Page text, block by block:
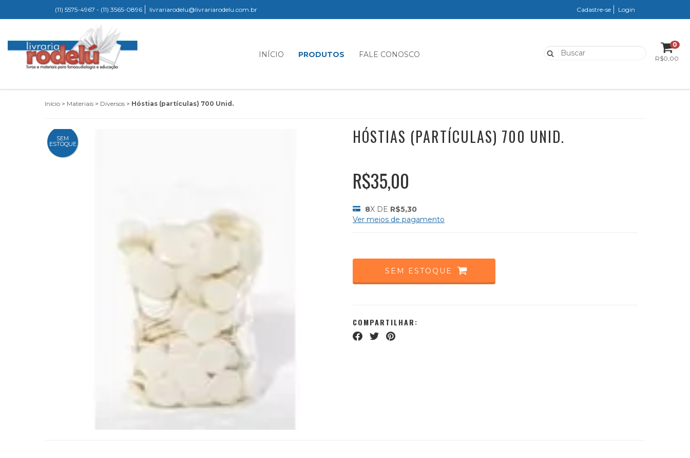
(11) 5575-4967 - (11) 3565-0896 livrariarodelu@livrariarodelu.com.br Cadastre-se Login
INÍCIO PRODUTOS FALE CONOSCO
0
R$0,00
Início > Materiais > Diversos > Hóstias (partículas) 700 Unid.
SEM
ESTOQUE HÓSTIAS (PARTÍCULAS) 700 UNID.
R$35,00
8X DE R$5,30
Ver meios de pagamento
COMPARTILHAR: